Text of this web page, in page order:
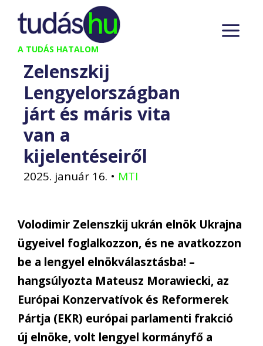
Kilépés
tartalomba
A TUDÁS HATALOM
Zelenszkij
Lengyelországban
járt és máris vita
van a
kijelentéseiről
2025. január 16. • MTI
Volodimir Zelenszkij ukrán elnök Ukrajna
ügyeivel foglalkozzon, és ne avatkozzon
be a lengyel elnökválasztásba! –
hangsúlyozta Mateusz Morawiecki, az
Európai Konzervatívok és Reformerek
Pártja (EKR) európai parlamenti frakció
új elnöke, volt lengyel kormányfő a